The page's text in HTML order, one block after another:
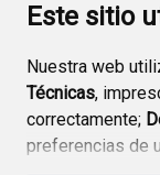
Este sitio
Nuestra web
Técnicas,
correctamente;
preferencias de